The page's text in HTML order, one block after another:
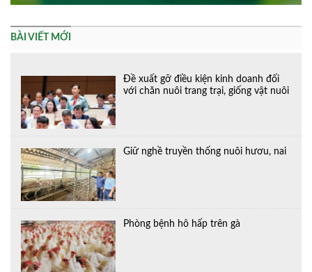
BÀI VIẾT MỚI
Đề xuất gỡ điều kiện kinh doanh đối
với chăn nuôi trang trại, giống vật nuôi
Giữ nghề truyền thống nuôi hươu, nai
Phòng bệnh hô hấp trên gà